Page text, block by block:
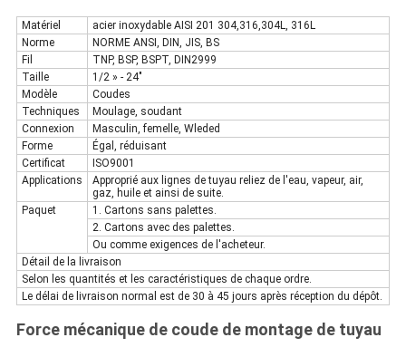
Matériel
acier inoxydable AISI 201 304,316,304L, 316L
Norme
NORME ANSI, DIN, JIS, BS
Fil
TNP, BSP, BSPT, DIN2999
Taille
1/2 » - 24"
Modèle
Coudes
Techniques
Moulage, soudant
Connexion
Masculin, femelle, Wleded
Forme
Égal, réduisant
Certificat
ISO9001
Applications
Approprié aux lignes de tuyau reliez de l'eau, vapeur, air,
gaz, huile et ainsi de suite.
Paquet
1. Cartons sans palettes.
2. Cartons avec des palettes.
Ou comme exigences de l'acheteur.
Détail de la livraison
Selon les quantités et les caractéristiques de chaque ordre.
Le délai de livraison normal est de 30 à 45 jours après réception du dépôt.
Force mécanique de coude de montage de tuyau